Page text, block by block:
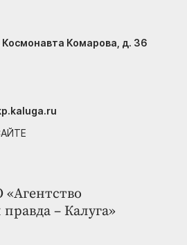
«Агентство
– Калуга»
Космонавта Комарова, д. 36